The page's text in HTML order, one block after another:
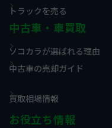
トラックを売る
中古車・車買取
ソコカラが選ばれる理由
中古車の売却ガイド
買取相場情報
お役立ち情報